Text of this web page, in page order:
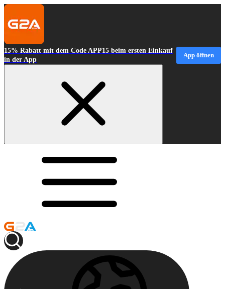
15% Rabatt mit dem Code APP15 beim ersten Einkauf
in der App
App öffnen